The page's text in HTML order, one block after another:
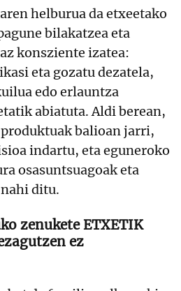
helburua da etxeetako
bilakatzea eta
konsziente izatea:
eta gozatu dezatela,
edo erlauntza
abiatuta. Aldi berean,
balioan jarri,
indartu, eta eguneroko
osasuntsuagoak eta
ditu.
zenukete ETXETIK
ez